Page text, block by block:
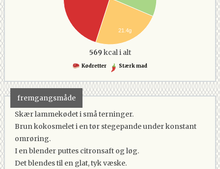
21.4g
569kcal i alt
Kødretter Stærk mad
fremgangsmåde
Skær lammekødet i små terninger.
Brun kokosmelet i en tør stegepande under konstant
omrøring.
I en blender puttes citronsaft og løg.
Det blendes til en glat, tyk væske.